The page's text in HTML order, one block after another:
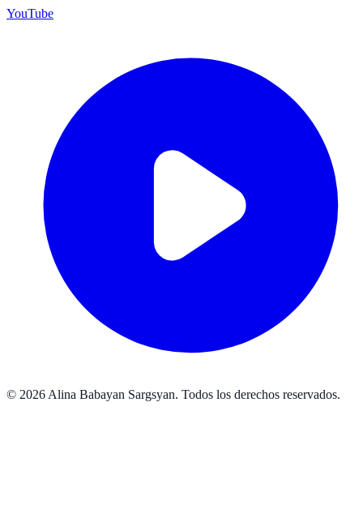
YouTube
© 2026 Alina Babayan Sargsyan. Todos los derechos reservados.